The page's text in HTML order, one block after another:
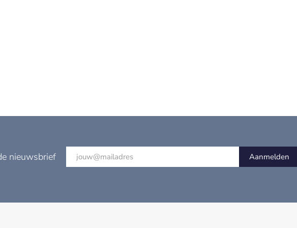
nieuwsbrief Aanmelden